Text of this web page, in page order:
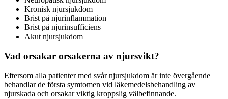
Kronisk njursjukdom
Brist på njurinflammation
Brist på njurinsufficiens
Akut njursjukdom
Vad orsakar orsakerna av njursvikt?
Eftersom alla patienter med svår njursjukdom är inte övergående
behandlar de första symtomen vid läkemedelsbehandling av
njurskada och orsakar viktig kroppslig välbefinnande.